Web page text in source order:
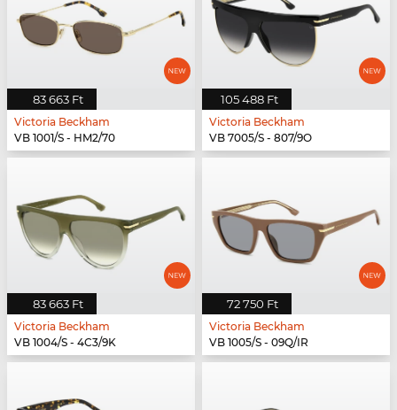
83 663 Ft
Victoria Beckham
VB 1001/S - HM2/70
105 488 Ft
Victoria Beckham
VB 7005/S - 807/9O
83 663 Ft
Victoria Beckham
VB 1004/S - 4C3/9K
72 750 Ft
Victoria Beckham
VB 1005/S - 09Q/IR